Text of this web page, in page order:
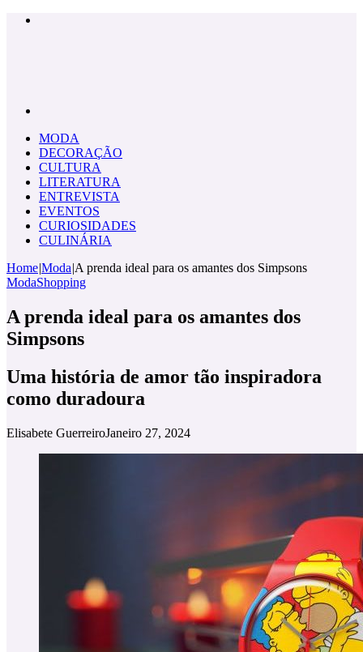
MODA
DECORAÇÃO
CULTURA
LITERATURA
ENTREVISTA
EVENTOS
CURIOSIDADES
CULINÁRIA
Home|Moda|A prenda ideal para os amantes dos Simpsons
ModaShopping
A prenda ideal para os amantes dos
Simpsons
Uma história de amor tão inspiradora
como duradoura
Elisabete GuerreiroJaneiro 27, 2024